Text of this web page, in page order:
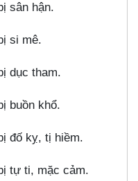
sân hận.
si mê.
dục tham.
buồn khổ.
đố kỵ, tị hiềm.
tự ti, mặc cảm.